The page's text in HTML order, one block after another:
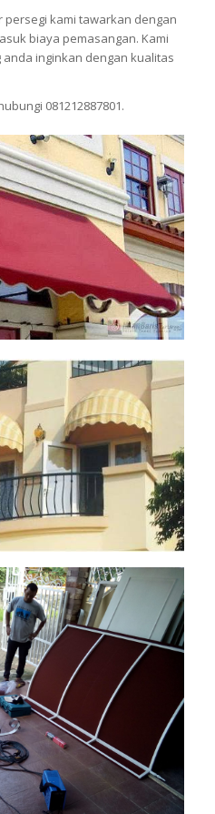
persegi kami tawarkan dengan
biaya pemasangan. Kami
inginkan dengan kualitas
081212887801.